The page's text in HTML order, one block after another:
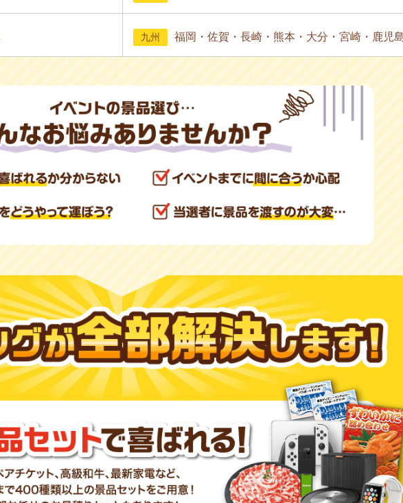
九州 福岡・佐賀・長崎・熊本・大分・宮崎・鹿児